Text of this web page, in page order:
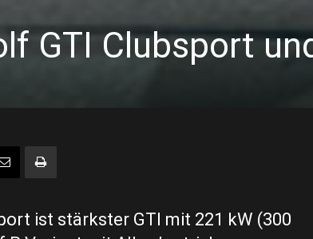
GTI Clubsport
ist stärkster GTI mit 221 kW (300